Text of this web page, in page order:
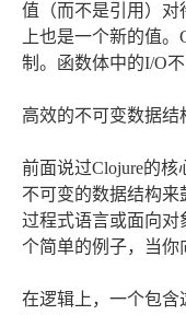
值（而不是引用）对
上也是一个新的值
制。函数体中的I/O
高效的不可变数据结
前面说过Clojure的
不可变的数据结构
过程式语言或面向对
个简单的例子，当你
在逻辑上，一个包含